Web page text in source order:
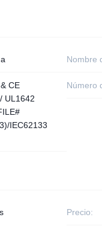
Nombre
CE
UL1642
IEC62133
Número
Precio: